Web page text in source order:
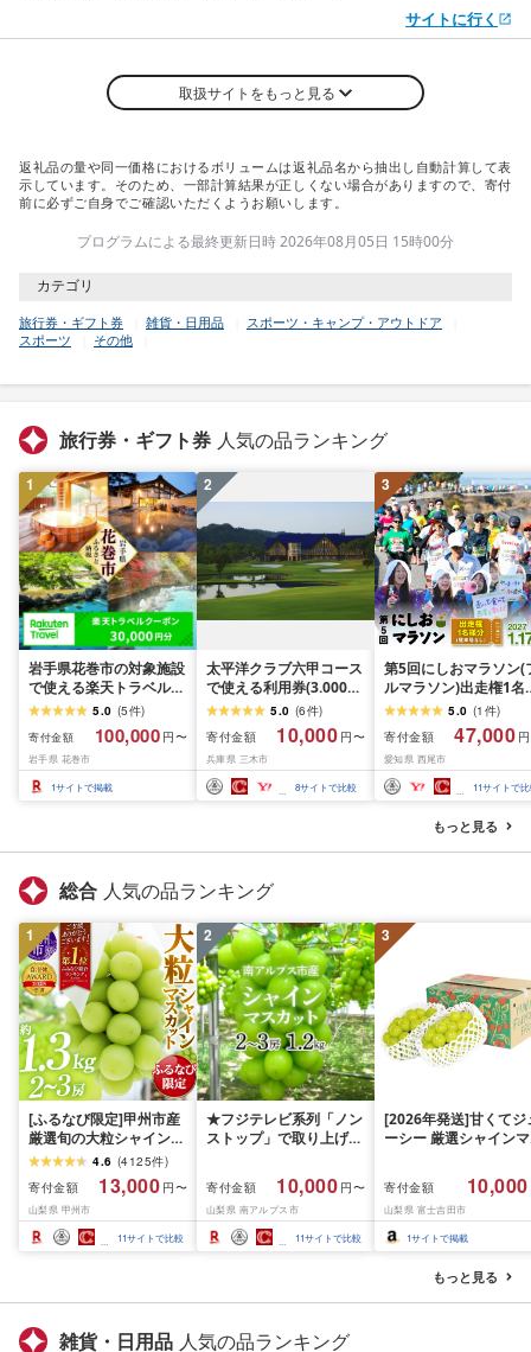
サイトに行く
取扱サイトをもっと見る
返礼品の量や同一価格におけるボリュームは返礼品名から抽出し自動計算して表
示しています。そのため、一部計算結果が正しくない場合がありますので、寄付
前に必ずご自身でご確認いただくようお願いします。
プログラムによる最終更新日時 2026年08月05日 15時00分
カテゴリ
旅行券・ギフト券 雑貨・日用品
スポーツ・キャンプ・アウトドア
スポーツ
その他
旅行券・ギフト券 人気の品ランキング
1
岩手県花巻市の対象施設
で使える楽天トラベルク
ーポン 30,000円分 寄付
額 100,000円 旅行 チケ
ット 観光地応援 岩手県
温泉 観光 ホテル 旅館 ク
ーポン 予約 宿泊 コロナ
5.0 (5件)
寄付金額 100,000 円〜
岩手県 花巻市
1サイトで掲載
2
太平洋クラブ六甲コース
で使える利用券(3.000円
分)
5.0 (6件)
寄付金額
10,000 円〜
兵庫県 三木市
8サイトで比較
3
第5回にしおマラソン(
ルマラソン)出走権1名
(駐車券なし)・
nmarathon5
5.0 (1 件)
寄付金額
47,000
愛知県 西尾市
11サイトで
もっと見る
総合 人気の品ランキング
1
[ふるなび限定]甲州市産
厳選旬の大粒シャインマ
スカット 約1.3kg 2〜3
房[2026年発送]
(MG)B12-472 FN-
Limited-VO シャインマ
スカット フルーツ
4.6 (4125件)
寄付金額
13,000 円〜
山梨県 甲州市
11サイトで比較
2
★フジテレビ系列「ノン
ストップ」で取り上げら
先行予約]南アルプス市
産シャインマスカット
1.2kg以上(2〜3房)ふる
さと納税 おすすめ 山梨
県 南アルプス市 送料無
寄付金額 10,000 円〜
山梨県 南アルプス市
11サイトで比較
3
[2026年発送]甘くてジ
ーシー 厳選シャインマ
月前半(1〜15日)から
月下旬までの発送) フ
ーツ ぶどう 果物 山梨
産 2026 旬 大粒 高級
寄付金額 10,000
山梨県 富士吉田市
1サイトで掲載
もっと見る
雑貨・日用品 人気の品ランキング